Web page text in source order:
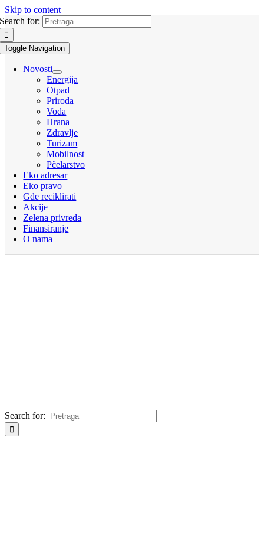
Skip to content
Search for:
Toggle Navigation
Novosti
Energija
Otpad
Priroda
Voda
Hrana
Zdravlje
Turizam
Mobilnost
Pčelarstvo
Eko adresar
Eko pravo
Gde reciklirati
Akcije
Zelena privreda
Finansiranje
O nama
Search for: